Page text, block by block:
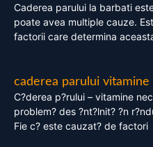
Caderea parului la barbati
poate avea multiple cauze.
factorii care determina
caderea parului vitamine
C?derea p?rului – vitamine
problem? des ?nt?lnit? ?n
Fie c? este cauzat? de factori